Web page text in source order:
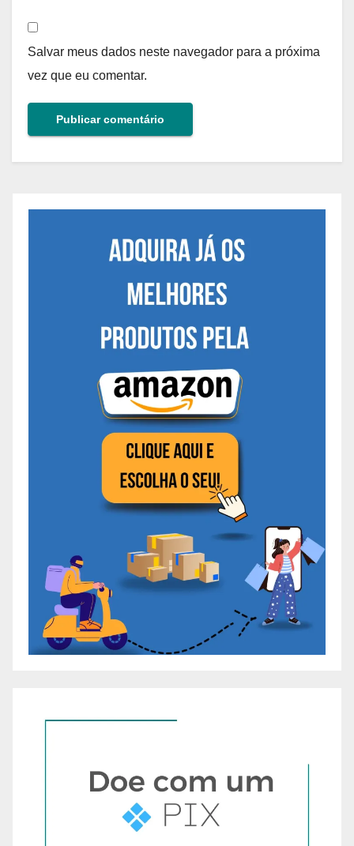
Salvar meus dados neste navegador para a próxima
vez que eu comentar.